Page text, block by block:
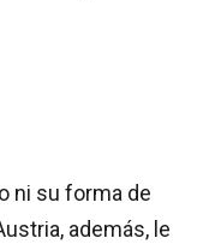
ni su forma de
además, le